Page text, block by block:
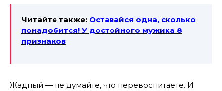
Читайте также: Оставайся одна, сколько
понадобится! У достойного мужика 8
признаков
Жадный — не думайте, что перевоспитаете. И